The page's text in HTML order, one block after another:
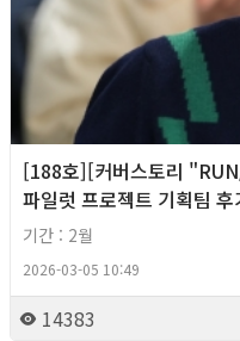
[188호][커버스토리
파일럿 프로젝트 기획팀 후
기간 : 2월
2026-03-05 10:49
14383